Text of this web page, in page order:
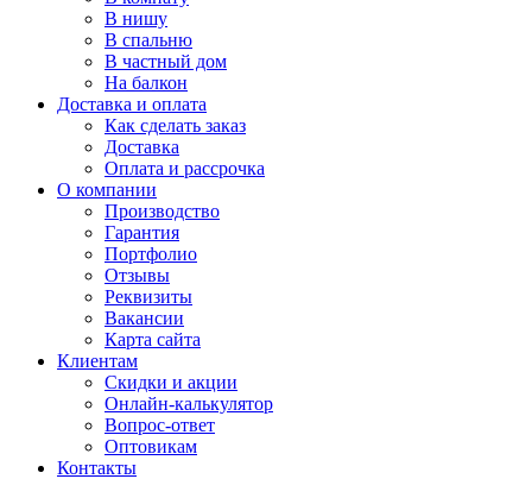
В нишу
В спальню
В частный дом
На балкон
Доставка и оплата
Как сделать заказ
Доставка
Оплата и рассрочка
О компании
Производство
Гарантия
Портфолио
Отзывы
Реквизиты
Вакансии
Карта сайта
Клиентам
Скидки и акции
Онлайн-калькулятор
Вопрос-ответ
Оптовикам
Контакты